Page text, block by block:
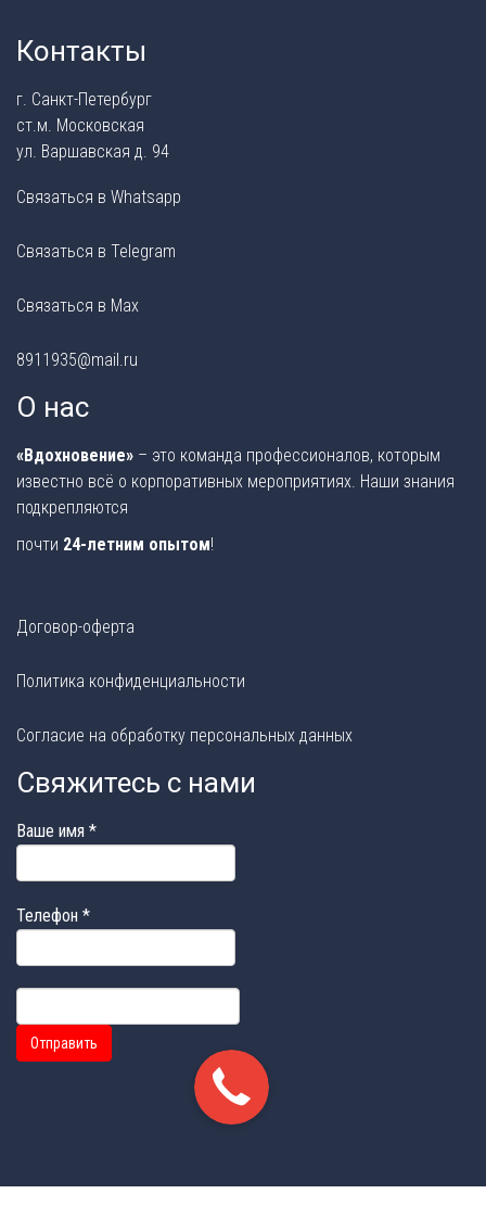
Контакты
г. Санкт-Петербург
ст.м. Московская
ул. Варшавская д. 94
Связаться в Whatsapp
Связаться в Telegram
Связаться в Max
8911935@mail.ru
О нас
«Вдохновение» – это команда профессионалов, которым
известно всё о корпоративных мероприятиях. Наши знания
подкрепляются
почти 24-летним опытом!
Договор-оферта
Политика конфиденциальности
Согласие на обработку персональных данных
Свяжитесь с нами
Ваше имя *
Телефон *
Отправить